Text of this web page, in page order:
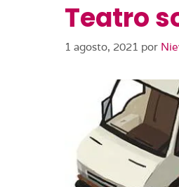
Teatro
1 agosto, 2021 por